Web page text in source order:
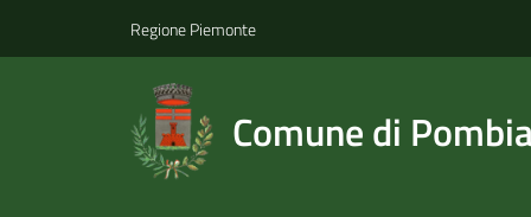
Regione Piemonte
Comune di